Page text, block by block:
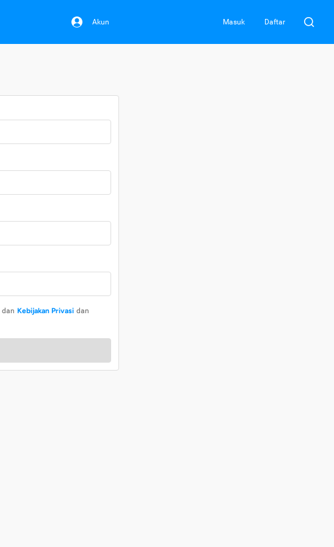
Akun Masuk Daftar
dan Kebijakan Privasi dan